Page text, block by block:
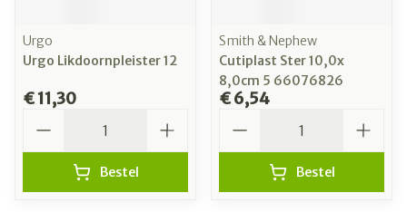
Urgo
Urgo Likdoornpleister 12
€ 11,30
Bestel
Smith & Nephew
Cutiplast Ster 10,0x
8,0cm 5 66076826
€ 6,54
Bestel